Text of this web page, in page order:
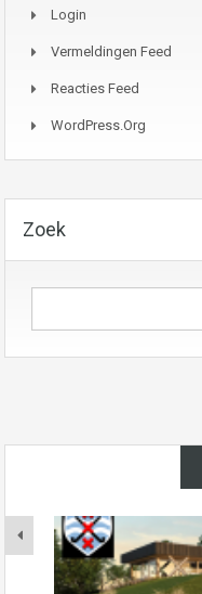
Login
Vermeldingen Feed
Reacties Feed
WordPress.org
Zoek